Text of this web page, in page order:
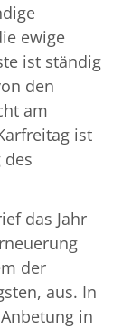
ewige
ist ständig
den
am
ist
des
das Jahr
der
aus. In
in